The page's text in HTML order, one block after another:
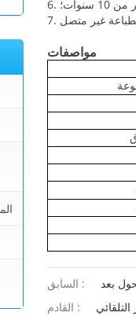
مواصفات
السابق :
بعد
القادم :